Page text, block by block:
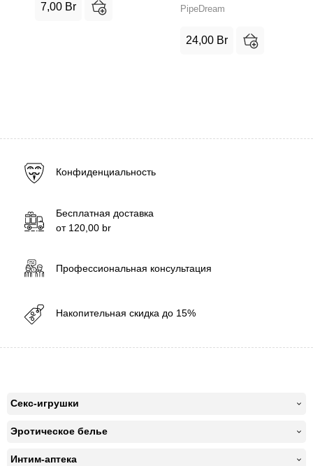
7,00 Br PipeDream
24,00 Br
Конфиденциальность
Бесплатная доставка
от 120,00 br
Профессиональная консультация
Накопительная скидка до 15%
Секс-игрушки
Эротическое белье
Интим-аптека